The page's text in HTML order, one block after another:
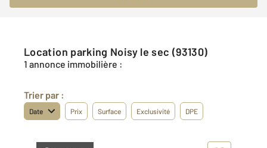
Location parking Noisy le sec (93130)
1 annonce immobilière :
Trier par :
Date Prix Surface Exclusivité DPE